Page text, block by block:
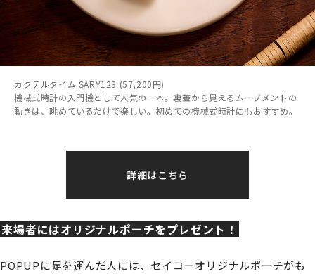
カクテルタイム SARY123 (57,200円)
機械式時計の入門機として人気の一本。裏蓋から見えるムーブメントの
動きは、眺めているだけで楽しい。初めての機械式時計にもおすすめ。
詳細はこちら
来場者にはオリジナルポーチをプレゼント！
POPUPに足を運んだ人には、セイコーオリジナルポーチがも